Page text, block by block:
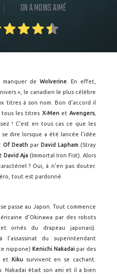
ON A MOINS AIMÉ
manquer de Wolverine. En effet,
», le canadien le plus célèbre
titres à son nom. Bon d’accord il
tous les titres X-MenetAvengers,
! C’est en tous cas ce que les
dire lorsque a été lancée l’idée
Of Deathpar David Lapham(Stray
David Aja (Immortal Iron Fist). Alors
? Oui, à n’en pas douter.
tout est pardonné.
passe au Japon. Tout commence
d’Okinawa par des robots
ornés du drapeau japonais).
l’assassinat du superintendant
nippone) Kenichi Nakadaipar des
et Kikusurvivent en se cachant.
Nakadai était son ami et il a bien